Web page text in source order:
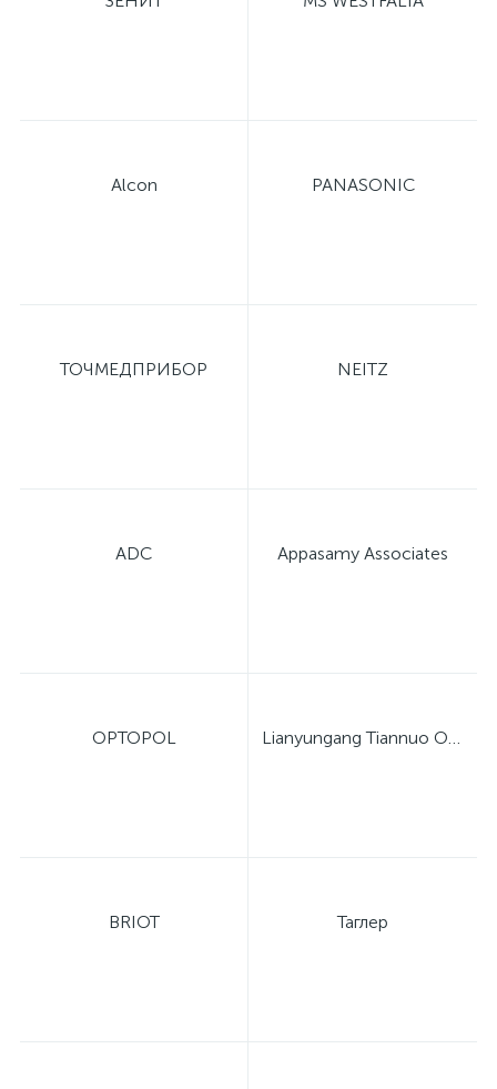
Alcon PANASONIC
ТОЧМЕДПРИБОР NEITZ
ADC Appasamy Associates
OPTOPOL Lianyungang Tiannuo Optical Instrument Co., Ltd.
BRIOT Таглер